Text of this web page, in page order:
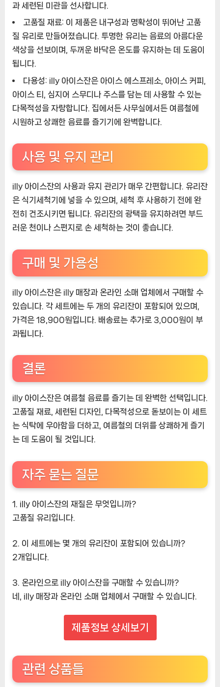
과 세련된 미관을 선사합니다.
고품질 재료: 이 제품은 내구성과 명확성이 뛰어난 고품
질 유리로 만들어졌습니다. 투명한 유리는 음료의 아름다운
색상을 선보이며, 두꺼운 바닥은 온도를 유지하는 데 도움이
됩니다.
다용성: illy 아이스잔은 아이스 에스프레소, 아이스 커피,
아이스 티, 심지어 스무디나 주스를 담는 데 사용할 수 있는
다목적성을 자랑합니다. 집에서든 사무실에서든 여름철에
시원하고 상쾌한 음료를 즐기기에 완벽합니다.
사용 및 유지 관리
illy 아이스잔의 사용과 유지 관리가 매우 간편합니다. 유리잔
은 식기세척기에 넣을 수 있으며, 세척 후 사용하기 전에 완
전히 건조시키면 됩니다. 유리잔의 광택을 유지하려면 부드
러운 천이나 스펀지로 손 세척하는 것이 좋습니다.
구매 및 가용성
illy 아이스잔은 illy 매장과 온라인 소매 업체에서 구매할 수
있습니다. 각 세트에는 두 개의 유리잔이 포함되어 있으며,
가격은 18,900원입니다. 배송료는 추가로 3,000원이 부
과됩니다.
결론
illy 아이스잔은 여름철 음료를 즐기는 데 완벽한 선택입니다.
고품질 재료, 세련된 디자인, 다목적성으로 돋보이는 이 세트
는 식탁에 우아함을 더하고, 여름철의 더위를 상쾌하게 즐기
는 데 도움이 될 것입니다.
자주 묻는 질문
1. illy 아이스잔의 재질은 무엇입니까?
고품질 유리입니다.
2. 이 세트에는 몇 개의 유리잔이 포함되어 있습니까?
2개입니다.
3. 온라인으로 illy 아이스잔을 구매할 수 있습니까?
네, illy 매장과 온라인 소매 업체에서 구매할 수 있습니다.
제품정보 상세보기
관련 상품들